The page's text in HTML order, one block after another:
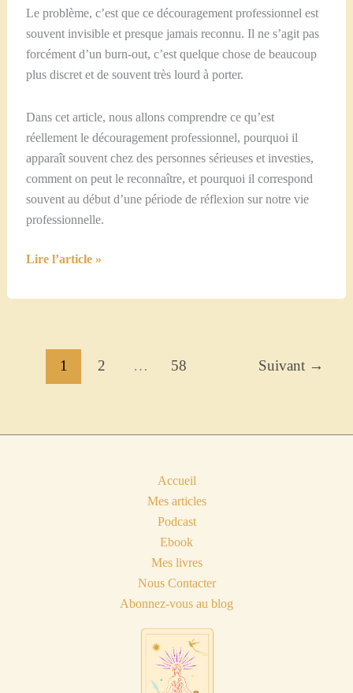
Le problème, c’est que ce découragement professionnel est
souvent invisible et presque jamais reconnu. Il ne s’agit pas
forcément d’un burn-out, c’est quelque chose de beaucoup
plus discret et de souvent très lourd à porter.
Dans cet article, nous allons comprendre ce qu’est
réellement le découragement professionnel, pourquoi il
apparaît souvent chez des personnes sérieuses et investies,
comment on peut le reconnaître, et pourquoi il correspond
souvent au début d’une période de réflexion sur notre vie
professionnelle.
Le
professionnel
Lire l’article »
1 2 … 58 Suivant →
Accueil
Mes articles
Podcast
Ebook
Mes livres
Nous Contacter
Abonnez-vous au blog